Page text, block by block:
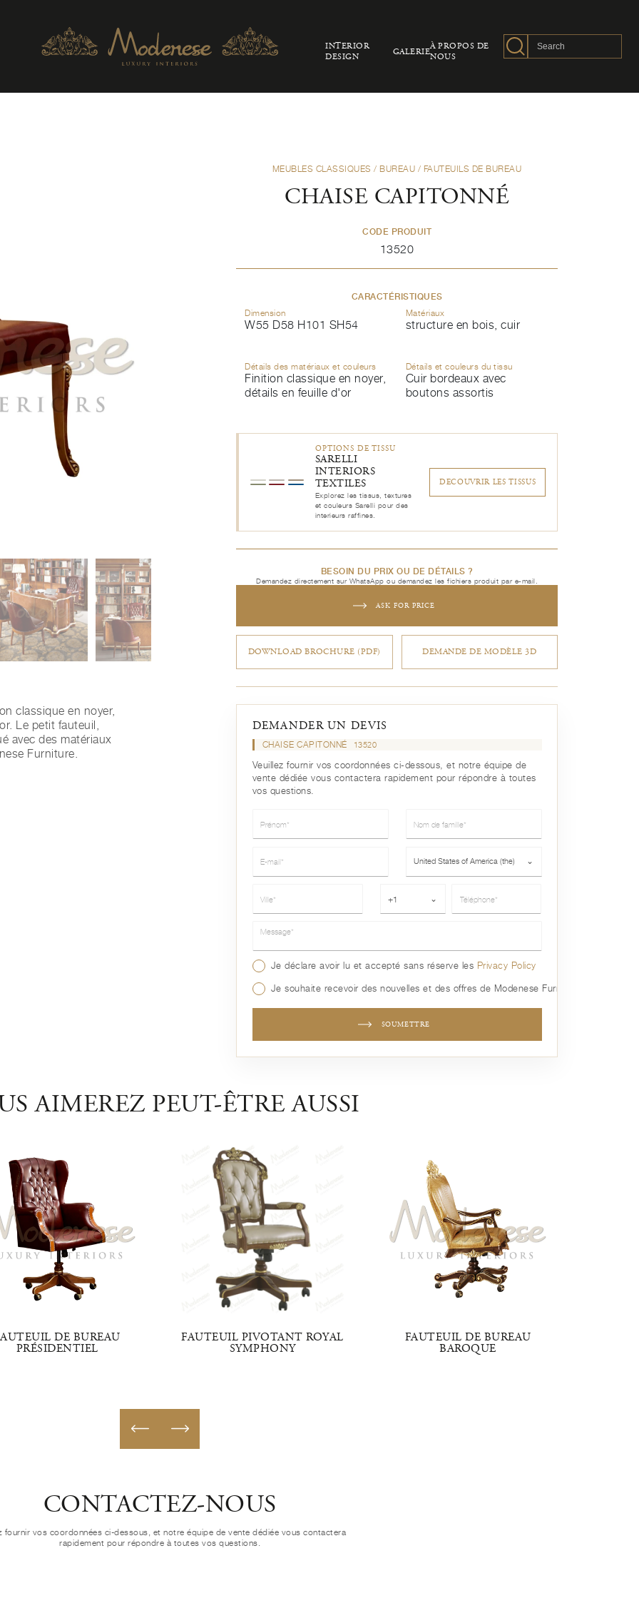
INTERIOR
DESIGN
GALERIE
À PROPOS DE
NOUS
MEUBLES CLASSIQUES /BUREAU / FAUTEUILS DE BUREAU
CHAISE CAPITONNÉ
CODE PRODUIT
13520
CARACTÉRISTIQUES
Dimension
W55 D58 H101 SH54
Matériaux
structure en bois, cuir
Détails des matériaux et couleurs
Finition classique en noyer,
détails en feuille d'or
Détails et couleurs du tissu
Cuir bordeaux avec
boutons assortis
OPTIONS DE TISSU
SARELLI
INTERIORS
TEXTILES
Explorez les tissus, textures
et couleurs Sarelli pour des
interieurs raffines.
DECOUVRIR LES TISSUS
BESOIN DU PRIX OU DE DÉTAILS ?
Demandez directement sur WhatsApp ou demandez les fichiers produit par e-mail.
ASK FOR PRICE
DOWNLOAD BROCHURE (PDF) DEMANDE DE MODÈLE 3D
classique en noyer,
Le petit fauteuil,
avec des matériaux
Furniture.
DEMANDER UN DEVIS
CHAISE CAPITONNÉ 13520
Veuillez fournir vos coordonnées ci-dessous, et notre équipe de
vente dédiée vous contactera rapidement pour répondre à toutes
vos questions.
United States of America (the) ⌄
+1 ⌄
Message*
Je déclare avoir lu et accepté sans réserve les Privacy Policy
Je souhaite recevoir des nouvelles et des offres de Modenese Furniture
SOUMETTRE
AIMEREZ PEUT-ÊTRE AUSSI
DE BUREAU
PRÉSIDENTIEL
FAUTEUIL PIVOTANT ROYAL
SYMPHONY
FAUTEUIL DE BUREAU
BAROQUE
CONTACTEZ-NOUS
fournir vos coordonnées ci-dessous, et notre équipe de vente dédiée vous contactera
rapidement pour répondre à toutes vos questions.